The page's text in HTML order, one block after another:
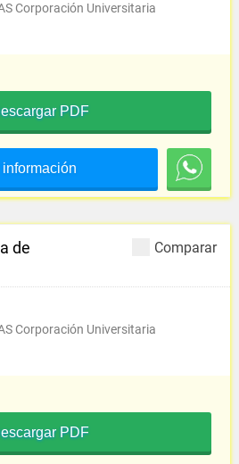
Corporación Universitaria
PDF
Comparar
de
Corporación Universitaria
PDF